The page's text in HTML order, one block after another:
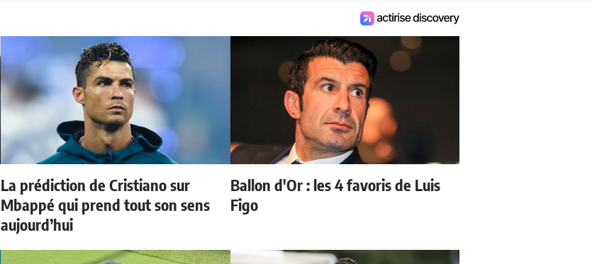
La prédiction de Cristiano sur
Mbappé qui prend tout son sens
aujourd’hui
Ballon d'Or : les 4 favoris de Luis
Figo